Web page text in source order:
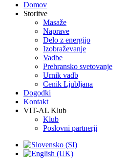
Domov
Storitve
Masaže
Naprave
Delo z energijo
Izobraževanje
Vadbe
Prehransko svetovanje
Urnik vadb
Cenik Ljubljana
Dogodki
Kontakt
VIT-AL Klub
Klub
Poslovni partnerji